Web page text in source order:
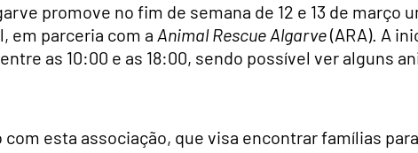
promove no fim de semana de 12 e 13 de março
em parceria com a Animal Rescue Algarve(ARA). A
as 10:00 e as 18:00, sendo possível ver alguns
com esta associação, que visa encontrar famílias